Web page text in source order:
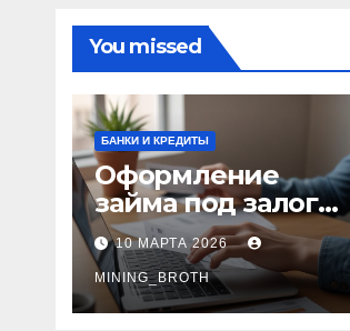
You missed
БАНКИ И КРЕДИТЫ
Оформление
займа под залог
ПТС онлайн на
карту без визита в
офис: порядок,
требования и
10 МАРТА 2026
MINING_BROTH